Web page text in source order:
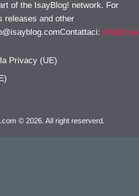
of the IsayBlog! network. For
releases and other
:
Privacy (UE)
© 2026. All right reserverd.